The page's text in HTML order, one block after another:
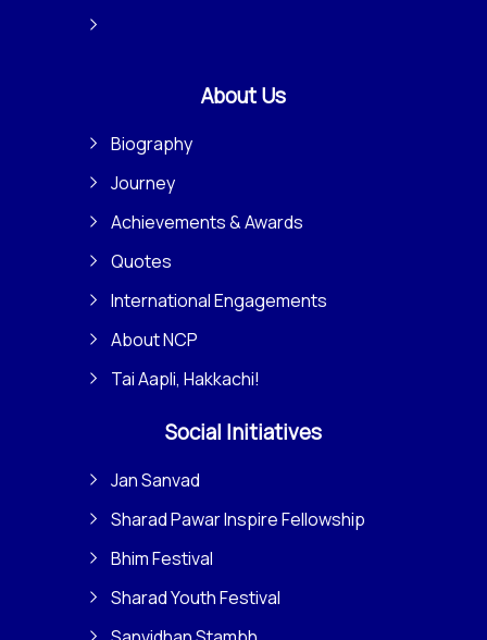
About Us
Biography
Journey
Achievements & Awards
Quotes
International Engagements
About NCP
Tai Aapli, Hakkachi!
Social Initiatives
Jan Sanvad
Sharad Pawar Inspire Fellowship
Bhim Festival
Sharad Youth Festival